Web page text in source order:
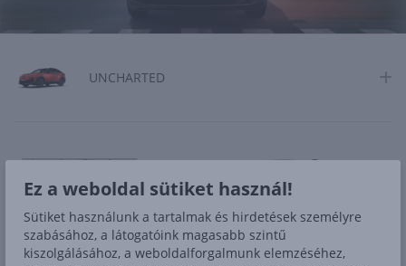
UNCHARTED
Ez a weboldal sütiket használ!
Sütiket használunk a tartalmak és hirdetések személyre
szabásához, a látogatóink magasabb szintű
kiszolgálásához, a weboldalforgalmunk elemzéséhez,